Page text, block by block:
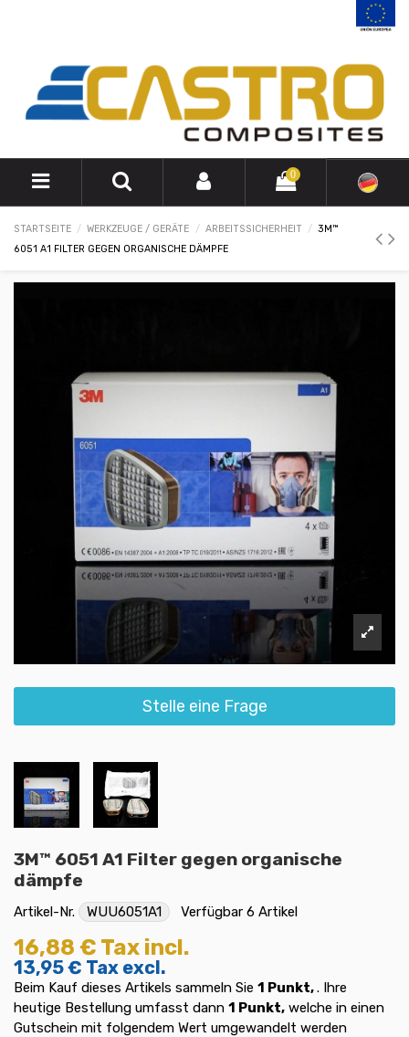
0
STARTSEITE WERKZEUGE / GERÄTE ARBEITSSICHERHEIT
3M™
6051 A1 FILTER GEGEN ORGANISCHE DÄMPFE
Stelle eine Frage
3M™ 6051 A1 Filter gegen organische
dämpfe
Artikel-Nr. WUU6051A1 Verfügbar 6 Artikel
16,88 € Tax incl.
13,95 € Tax excl.
Beim Kauf dieses Artikels sammeln Sie 1 Punkt,. Ihre
heutige Bestellung umfasst dann 1 Punkt, welche in einen
Gutschein mit folgendem Wert umgewandelt werden